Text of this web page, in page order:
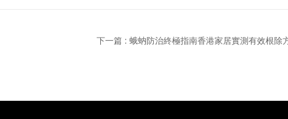
下一篇 : 蛾蚋防治終極指南香港家居實測有效根除